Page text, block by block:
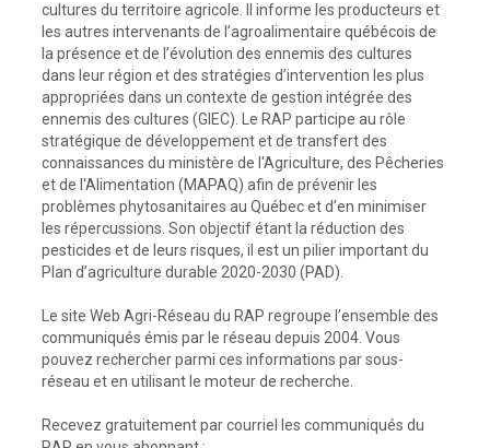
cultures du territoire agricole. Il informe les producteurs et
les autres intervenants de l’agroalimentaire québécois de
la présence et de l’évolution des ennemis des cultures
dans leur région et des stratégies d’intervention les plus
appropriées dans un contexte de gestion intégrée des
ennemis des cultures (GIEC). Le RAP participe au rôle
stratégique de développement et de transfert des
connaissances du ministère de l'Agriculture, des Pêcheries
et de l'Alimentation (MAPAQ) afin de prévenir les
problèmes phytosanitaires au Québec et d’en minimiser
les répercussions. Son objectif étant la réduction des
pesticides et de leurs risques, il est un pilier important du
Plan d’agriculture durable 2020-2030 (PAD).
Le site Web Agri-Réseau du RAP regroupe l’ensemble des
communiqués émis par le réseau depuis 2004. Vous
pouvez rechercher parmi ces informations par sous-
réseau et en utilisant le moteur de recherche.
Recevez gratuitement par courriel les communiqués du